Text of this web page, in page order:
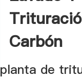
Carbón
planta de